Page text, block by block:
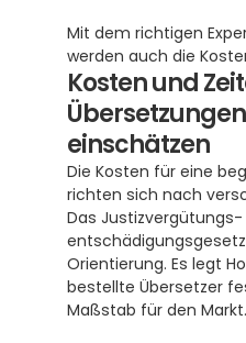
Mit dem richtigen
werden auch die
Kosten und
einschätzen
Die Kosten für eine
richten sich nach
Das
Orientierung. Es legt
bestellte Übersetzer
Maßstab für den Markt.